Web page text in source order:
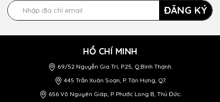
ĐĂNG KÝ
HỒ CHÍ MINH
69/52 Nguyễn Gia Trí, P.25, Q.Bình Thạnh.
445 Trần Xuân Soạn, P. Tân Hưng, Q7.
656 Võ Nguyên Giáp, P. Phước Long B, Thủ Đức.